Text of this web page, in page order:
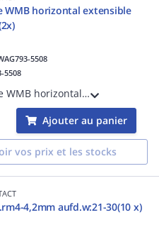
WMB horizontal extensible
5508
5508
Marquage WMB horizontal extensible 101...150 (2x)
Ajouter au panier
vos prix et les stocks
4,2mm aufd.w:21-30(10 x)